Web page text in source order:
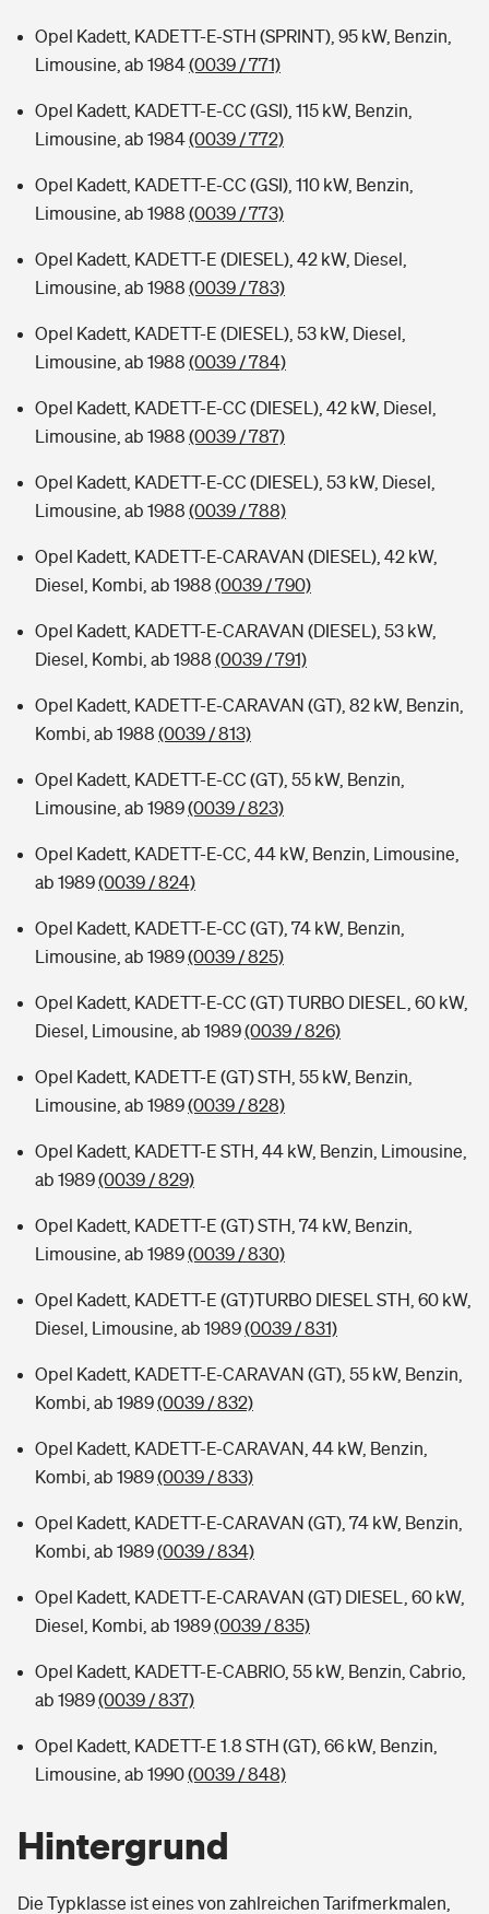
Opel Kadett, KADETT-E-STH (SPRINT), 95 kW, Benzin,
Limousine, ab 1984(0039 / 771)
Opel Kadett, KADETT-E-CC (GSI), 115 kW, Benzin,
Limousine, ab 1984(0039 / 772)
Opel Kadett, KADETT-E-CC (GSI), 110 kW, Benzin,
Limousine, ab 1988 (0039 / 773)
Opel Kadett, KADETT-E (DIESEL), 42 kW, Diesel,
Limousine, ab 1988 (0039 / 783)
Opel Kadett, KADETT-E (DIESEL), 53 kW, Diesel,
Limousine, ab 1988 (0039 / 784)
Opel Kadett, KADETT-E-CC (DIESEL), 42 kW, Diesel,
Limousine, ab 1988 (0039 / 787)
Opel Kadett, KADETT-E-CC (DIESEL), 53 kW, Diesel,
Limousine, ab 1988 (0039 / 788)
Opel Kadett, KADETT-E-CARAVAN (DIESEL), 42 kW,
Diesel, Kombi, ab 1988 (0039 / 790)
Opel Kadett, KADETT-E-CARAVAN (DIESEL), 53 kW,
Diesel, Kombi, ab 1988 (0039 / 791)
Opel Kadett, KADETT-E-CARAVAN (GT), 82 kW, Benzin,
Kombi, ab 1988 (0039 / 813)
Opel Kadett, KADETT-E-CC (GT), 55 kW, Benzin,
Limousine, ab 1989(0039 / 823)
Opel Kadett, KADETT-E-CC, 44 kW, Benzin, Limousine,
ab 1989(0039 / 824)
Opel Kadett, KADETT-E-CC (GT), 74 kW, Benzin,
Limousine, ab 1989(0039 / 825)
Opel Kadett, KADETT-E-CC (GT) TURBO DIESEL, 60 kW,
Diesel, Limousine, ab 1989(0039 / 826)
Opel Kadett, KADETT-E (GT) STH, 55 kW, Benzin,
Limousine, ab 1989(0039 / 828)
Opel Kadett, KADETT-E STH, 44 kW, Benzin, Limousine,
ab 1989(0039 / 829)
Opel Kadett, KADETT-E (GT) STH, 74 kW, Benzin,
Limousine, ab 1989(0039 / 830)
Opel Kadett, KADETT-E (GT)TURBO DIESEL STH, 60 kW,
Diesel, Limousine, ab 1989(0039 / 831)
Opel Kadett, KADETT-E-CARAVAN (GT), 55 kW, Benzin,
Kombi, ab 1989(0039 / 832)
Opel Kadett, KADETT-E-CARAVAN, 44 kW, Benzin,
Kombi, ab 1989(0039 / 833)
Opel Kadett, KADETT-E-CARAVAN (GT), 74 kW, Benzin,
Kombi, ab 1989(0039 / 834)
Opel Kadett, KADETT-E-CARAVAN (GT) DIESEL, 60 kW,
Diesel, Kombi, ab 1989(0039 / 835)
Opel Kadett, KADETT-E-CABRIO, 55 kW, Benzin, Cabrio,
ab 1989(0039 / 837)
Opel Kadett, KADETT-E 1.8 STH (GT), 66 kW, Benzin,
Limousine, ab 1990(0039 / 848)
Hintergrund
Die Typklasse ist eines von zahlreichen Tarifmerkmalen,